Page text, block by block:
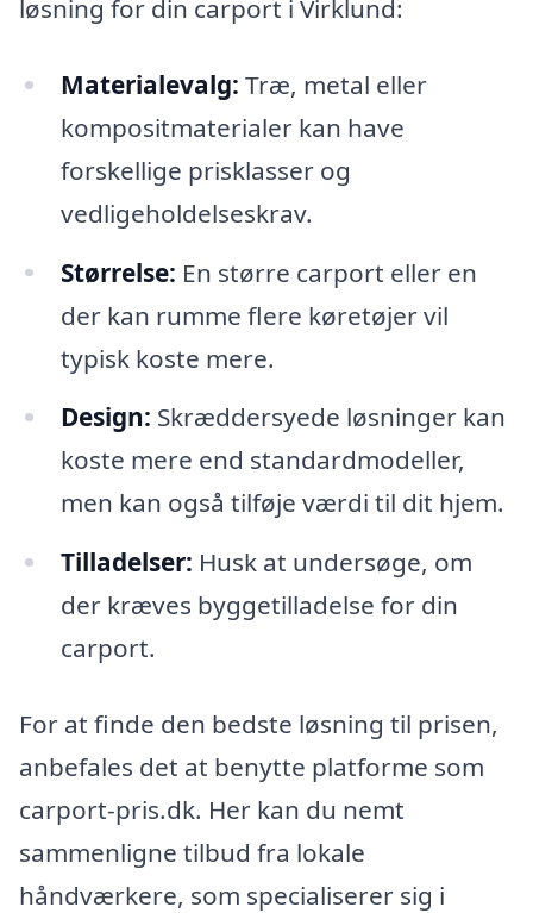
løsning for din carport i Virklund:
Materialevalg: Træ, metal eller
kompositmaterialer kan have
forskellige prisklasser og
vedligeholdelseskrav.
Størrelse: En større carport eller en
der kan rumme flere køretøjer vil
typisk koste mere.
Design: Skræddersyede løsninger kan
koste mere end standardmodeller,
men kan også tilføje værdi til dit hjem.
Tilladelser: Husk at undersøge, om
der kræves byggetilladelse for din
carport.
For at finde den bedste løsning til prisen,
anbefales det at benytte platforme som
carport-pris.dk. Her kan du nemt
sammenligne tilbud fra lokale
håndværkere, som specialiserer sig i